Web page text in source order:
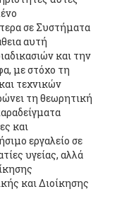
σε Συστήματα
αυτή
και την
με στόχο τη
τεχνικών
τη θεωρητική
και
εργαλείο σε
υγείας, αλλά
και Διοίκησης